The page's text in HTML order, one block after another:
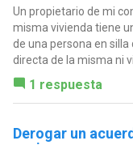
Un propietario de mi
misma vivienda tiene
de una persona en
directa de la misma ni
1 respuesta
Derogar un